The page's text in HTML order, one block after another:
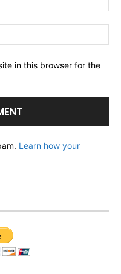
in this browser for the
Learn how your